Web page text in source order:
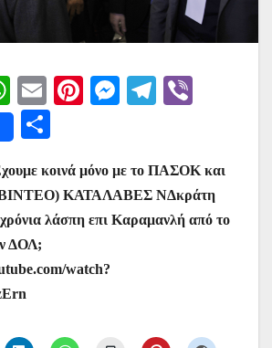
W
h
at
s
A
p
p
E
m
ai
l
Pi
e
st
M
s
e
n
T
gr
a
m
ρ
α
τε
ε
κοινά μόνο με το ΠΑΣΟΚ και
ΚΑΤΑΛΑΒΕΣ ΝΔκράτη
λάσπη επι Καραμανλή από το
ΔΟΛ;
watch?